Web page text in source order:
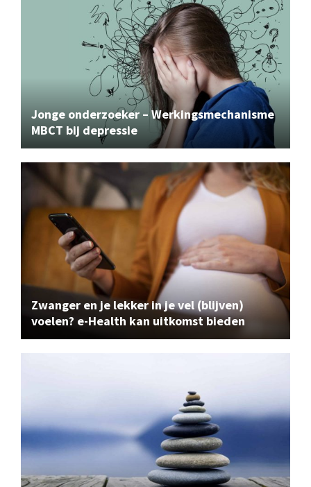
Jonge onderzoeker – Werkingsmechanisme
MBCT bij depressie
Zwanger en je lekker in je vel (blijven)
voelen? e-Health kan uitkomst bieden